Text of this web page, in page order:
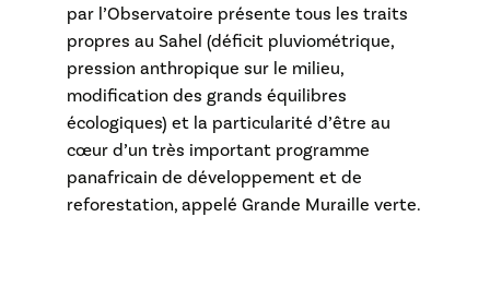
par l’Observatoire présente tous les traits
propres au Sahel (déficit pluviométrique,
pression anthropique sur le milieu,
modification des grands équilibres
écologiques) et la particularité d’être au
cœur d’un très important programme
panafricain de développement et de
reforestation, appelé Grande Muraille verte.